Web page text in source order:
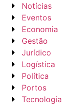
Notícias
Eventos
Economia
Gestão
Jurídico
Logística
Política
Portos
Tecnologia